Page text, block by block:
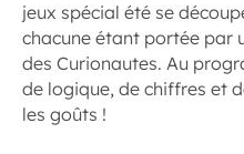
jeux spécial été se
chacune étant portée par
des Curionautes. Au
de logique, de chiffres et
les goûts !